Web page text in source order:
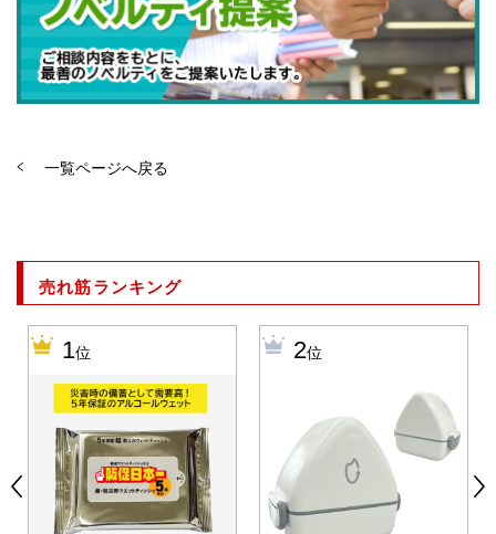
一覧ページへ戻る
売れ筋ランキング
1位 2位